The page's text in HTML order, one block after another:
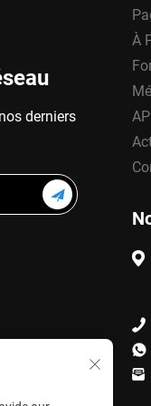
derniers
À